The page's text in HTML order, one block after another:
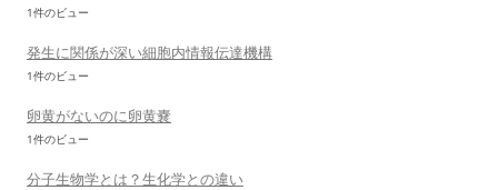
1件のビュー
発生に関係が深い細胞内情報伝達機構
1件のビュー
卵黄がないのに卵黄嚢
1件のビュー
分子生物学とは？生化学との違い